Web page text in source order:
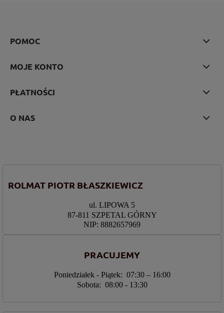
POMOC
MOJE KONTO
PŁATNOŚCI
O NAS
ROLMAT PIOTR BŁASZKIEWICZ
ul. LIPOWA 5
87-811 SZPETAL GÓRNY
NIP: 8882657969
PRACUJEMY
Poniedziałek - Piątek: 07:30 – 16:00
Sobota: 08:00 - 13:30